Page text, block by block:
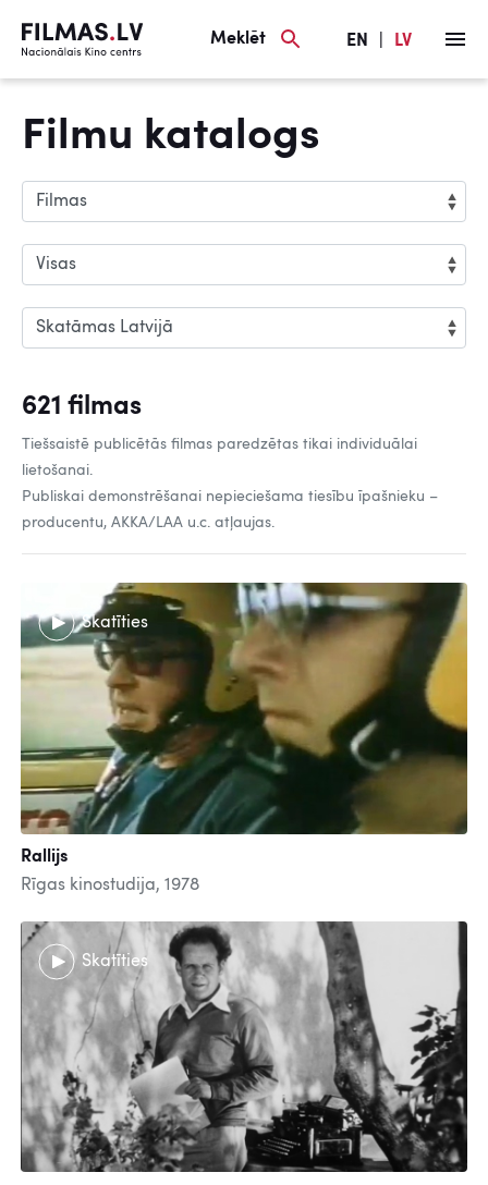
Meklēt EN LV
Filmu katalogs
621 filmas
Tiešsaistē publicētās filmas paredzētas tikai individuālai
lietošanai.
Publiskai demonstrēšanai nepieciešama tiesību īpašnieku –
producentu, AKKA/LAA u.c. atļaujas.
Skatīties
Rallijs
Rīgas kinostudija, 1978
Skatīties